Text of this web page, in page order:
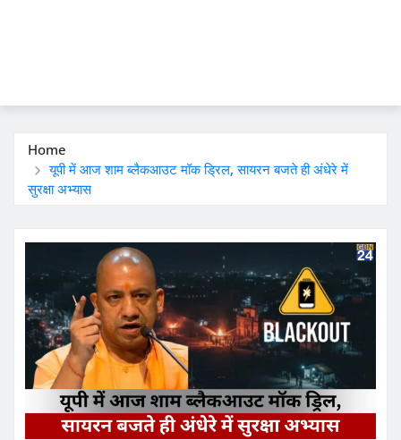
Home
यूपी में आज शाम ब्लैकआउट मॉक ड्रिल, सायरन बजते ही अंधेरे में
सुरक्षा अभ्यास